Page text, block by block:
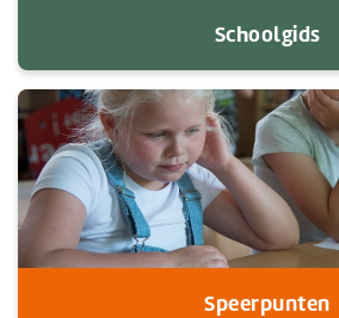
Schoolgids
Speerpunten